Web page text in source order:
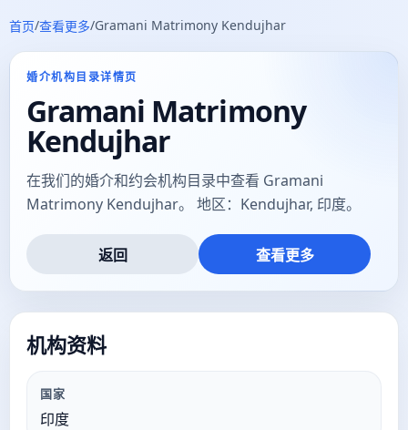
首页/查看更多/Gramani Matrimony Kendujhar
婚介机构目录详情页
Gramani Matrimony
Kendujhar
在我们的婚介和约会机构目录中查看 Gramani
Matrimony Kendujhar。 地区：Kendujhar, 印度。
返回 查看更多
机构资料
国家
印度